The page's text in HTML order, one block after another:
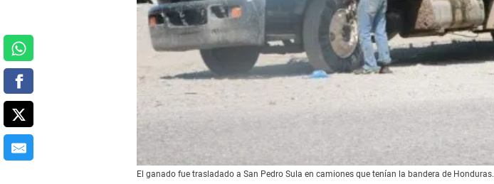
El ganado fue trasladado a San Pedro Sula en camiones que tenían la bandera de Honduras.